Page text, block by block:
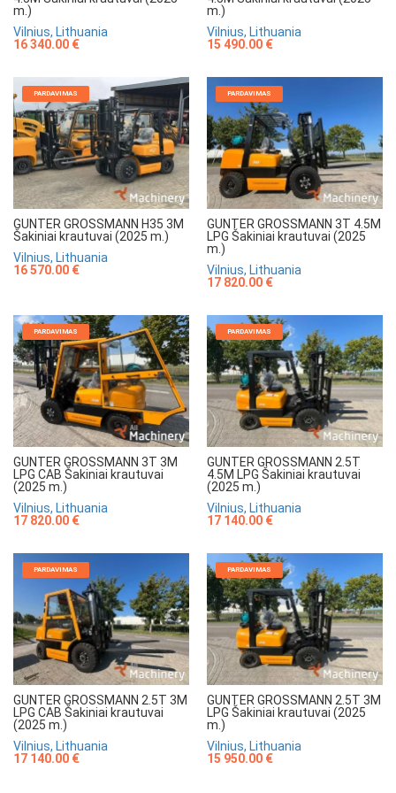
m.)
Vilnius, Lithuania
16 340.00 €
m.)
Vilnius, Lithuania
15 490.00 €
PARDAVIMAS
GUNTER GROSSMANN H35 3M
Šakiniai krautuvai (2025 m.)
Vilnius, Lithuania
16 570.00 €
PARDAVIMAS
GUNTER GROSSMANN 3T 4.5M
LPG Šakiniai krautuvai (2025
m.)
Vilnius, Lithuania
17 820.00 €
PARDAVIMAS
GUNTER GROSSMANN 3T 3M
LPG CAB Šakiniai krautuvai
(2025 m.)
Vilnius, Lithuania
17 820.00 €
PARDAVIMAS
GUNTER GROSSMANN 2.5T
4.5M LPG Šakiniai krautuvai
(2025 m.)
Vilnius, Lithuania
17 140.00 €
PARDAVIMAS
GUNTER GROSSMANN 2.5T 3M
LPG CAB Šakiniai krautuvai
(2025 m.)
Vilnius, Lithuania
17 140.00 €
PARDAVIMAS
GUNTER GROSSMANN 2.5T 3M
LPG Šakiniai krautuvai (2025
m.)
Vilnius, Lithuania
15 950.00 €